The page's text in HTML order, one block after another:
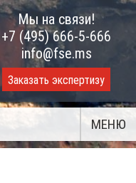
Мы на связи!
+7 (495) 666-5-666
info@fse.ms
Заказать экспертизу
МЕНЮ